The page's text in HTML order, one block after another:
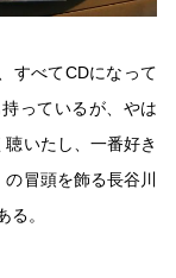
すべてCDになって
っているが、やは
いたし、一番好き
冒頭を飾る長谷川
。